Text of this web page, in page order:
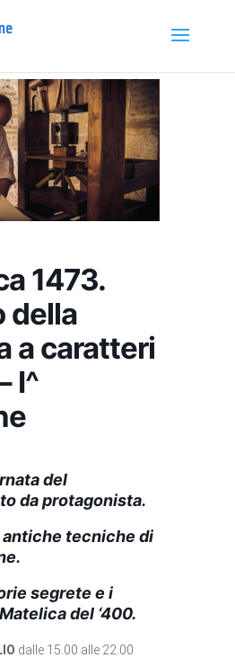
1473.
della
a caratteri
I^
del
da protagonista.
tecniche di
segrete e i
del ‘400.
dalle 15.00 alle 22.00